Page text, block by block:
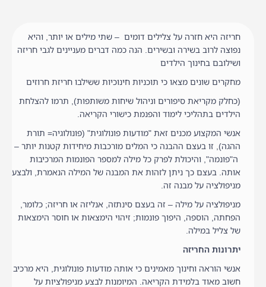
חריזה היא חזרה על צלילים דומים – שתי מילים או יותר, והיא
נפוצה לרוב בשירה ובשירים. הנה כמה דברים מעניינים לגבי חריזה
ושילובם בחינוך הילדים
מחקרים שונים מצאו כי תוכניות חינוכיות ששילבו חריזת חרוזים
(כחלק מקריאת סיפורים וניהול שיחות משותפות), תרמו להצלחת
הילדים בתהליכי לימוד והפנמת כישורי הקריאה.
אנשי המקצוע מכנים זאת "מודעות פונולוגית" (פונולוגיה= תורת
ההגה), זו בעצם ההבנה כי המלים מורכבות מיחידות קטנות יותר –
ה"פונמה", והיכולת לפרק כל מילה למספר הפונמות המרכיבות
אותה. בעצם כך ניתן לזהות את המבנה של המילה הנאמרת, ולבצע
מניפולציה על מבנה זה.
מניפולציה על מילה – זה בעצם סינתזה, אנליזה או חריזה; כלומר,
הפחתה, הוספה, היפוך פונמות; זיהוי הימצאות או חוסר הימצאות
של צליל במילה.
יתרונות החריזה
אנשי הוראה וחינוך מאמינים כי אותה מודעות פונולוגית, היא מרכיב
חשוב מאוד בלמידת הקריאה. המיומנות לבצע מניפולציות על